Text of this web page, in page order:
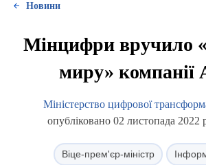
Новини
Мінцифри вручило
миру» компанії
Міністерство цифрової
опубліковано 02 листопада 2022
Віце-прем'єр-міністр